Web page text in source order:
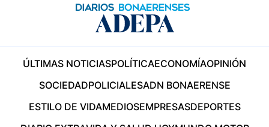
ÚLTIMAS NOTICIASPOLÍTICAECONOMÍAOPINIÓN
SOCIEDADPOLICIALESADN BONAERENSE
ESTILO DE VIDAMEDIOSEMPRESASDEPORTES